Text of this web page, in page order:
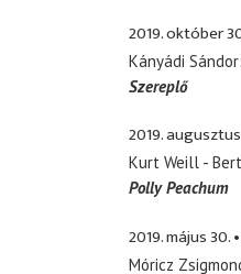
2019. október
Kányádi Sándor
Szereplő
2019.
Kurt Weill -
Polly Peachum
2019. május 30.
Móricz